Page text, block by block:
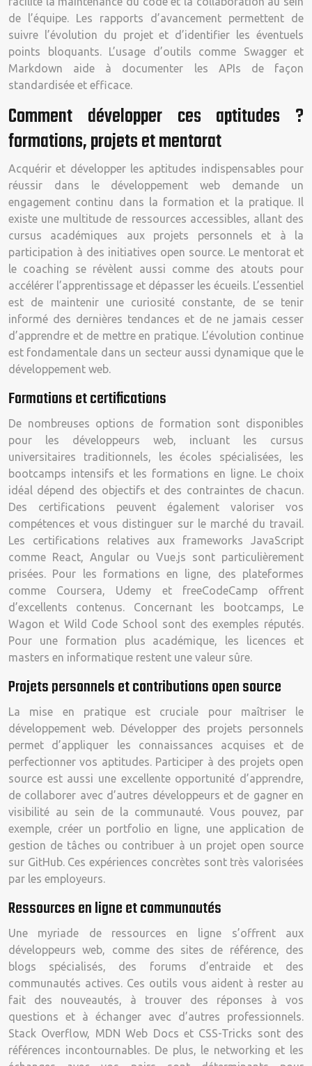
de l’équipe. Les rapports d’avancement permettent de
suivre l’évolution du projet et d’identifier les éventuels
points bloquants. L’usage d’outils comme Swagger et
Markdown aide à documenter les APIs de façon
standardisée et efficace.
Comment développer ces aptitudes ?
formations, projets et mentorat
Acquérir et développer les aptitudes indispensables pour
réussir dans le développement web demande un
engagement continu dans la formation et la pratique. Il
existe une multitude de ressources accessibles, allant des
cursus académiques aux projets personnels et à la
participation à des initiatives open source. Le mentorat et
le coaching se révèlent aussi comme des atouts pour
accélérer l’apprentissage et dépasser les écueils. L’essentiel
est de maintenir une curiosité constante, de se tenir
informé des dernières tendances et de ne jamais cesser
d’apprendre et de mettre en pratique. L’évolution continue
est fondamentale dans un secteur aussi dynamique que le
développement web.
Formations et certifications
De nombreuses options de formation sont disponibles
pour les développeurs web, incluant les cursus
universitaires traditionnels, les écoles spécialisées, les
bootcamps intensifs et les formations en ligne. Le choix
idéal dépend des objectifs et des contraintes de chacun.
Des certifications peuvent également valoriser vos
compétences et vous distinguer sur le marché du travail.
Les certifications relatives aux frameworks JavaScript
comme React, Angular ou Vue.js sont particulièrement
prisées. Pour les formations en ligne, des plateformes
comme Coursera, Udemy et freeCodeCamp offrent
d’excellents contenus. Concernant les bootcamps, Le
Wagon et Wild Code School sont des exemples réputés.
Pour une formation plus académique, les licences et
masters en informatique restent une valeur sûre.
Projets personnels et contributions open source
La mise en pratique est cruciale pour maîtriser le
développement web. Développer des projets personnels
permet d’appliquer les connaissances acquises et de
perfectionner vos aptitudes. Participer à des projets open
source est aussi une excellente opportunité d’apprendre,
de collaborer avec d’autres développeurs et de gagner en
visibilité au sein de la communauté. Vous pouvez, par
exemple, créer un portfolio en ligne, une application de
gestion de tâches ou contribuer à un projet open source
sur GitHub. Ces expériences concrètes sont très valorisées
par les employeurs.
Ressources en ligne et communautés
Une myriade de ressources en ligne s’offrent aux
développeurs web, comme des sites de référence, des
blogs spécialisés, des forums d’entraide et des
communautés actives. Ces outils vous aident à rester au
fait des nouveautés, à trouver des réponses à vos
questions et à échanger avec d’autres professionnels.
Stack Overflow, MDN Web Docs et CSS-Tricks sont des
références incontournables. De plus, le networking et les